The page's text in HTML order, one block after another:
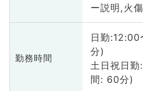
ー説明,火
勤務時間
日勤
分)
土日祝日
間: 60分)